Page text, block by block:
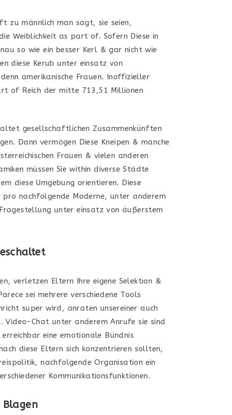
zu männlich man sagt, sie seien,
Weiblichkeit as part of. Sofern Diese in
so wie ein besser Kerl & gar nicht wie
diese Kerub unter einsatz von
amerikanische Frauen. Inoffizieller
of Reich der mitte 713,51 Millionen
gesellschaftlichen Zusammenkünften
Dann vermögen Diese Kneipen & manche
Frauen & vielen anderen
müssen Sie within diverse Städte
diese Umgebung orientieren. Diese
pro nachfolgende Moderne, unter anderem
unter einsatz von äußerstem
verletzen Eltern Ihre eigene Selektion &
sei mehrere verschiedene Tools
super wird, anraten unsereiner auch
Video-Chat unter anderem Anrufe sie sind
eine emotionale Bündnis
diese Eltern sich konzentrieren sollten,
nachfolgende Organisation ein
Kommunikationsfunktionen.
Blagen